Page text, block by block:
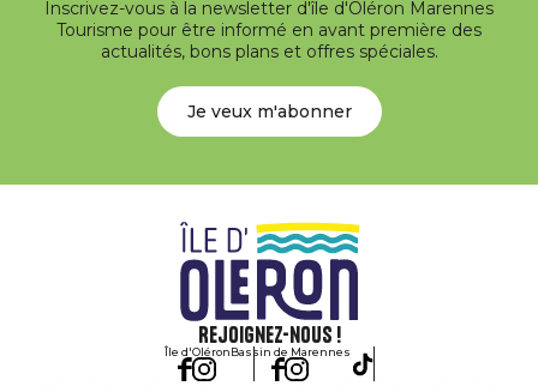
Inscrivez-vous à la newsletter d'île d'Oléron Marennes
Tourisme pour être informé en avant première des
actualités, bons plans et offres spéciales.
Je veux m'abonner
Rejoignez-nous !
Île d'OléronBassin de Marennes